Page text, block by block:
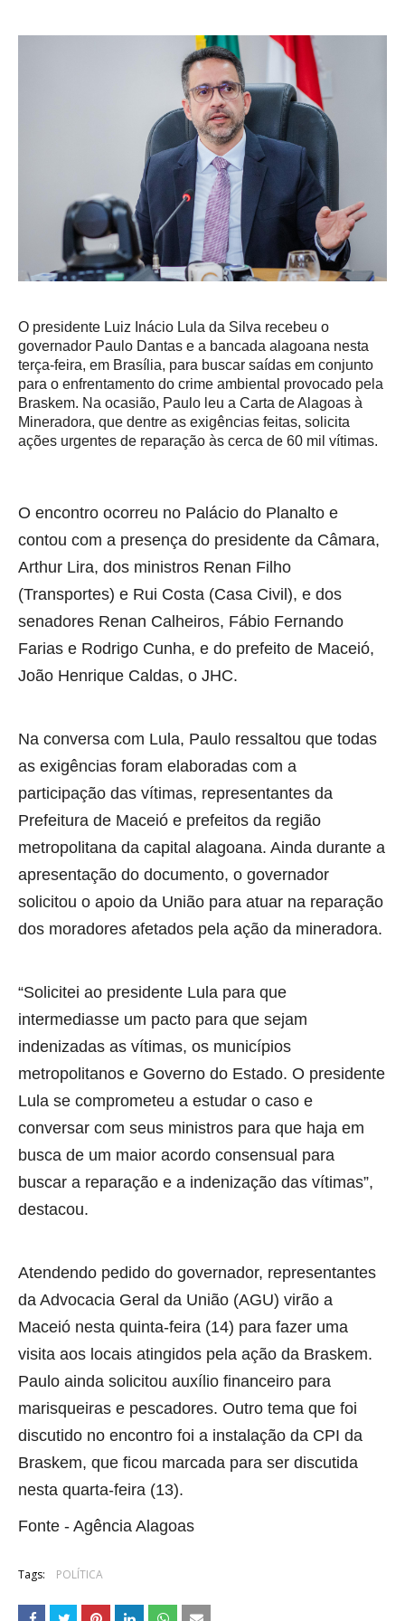
O presidente Luiz Inácio Lula da Silva recebeu o
governador Paulo Dantas e a bancada alagoana nesta
terça-feira, em Brasília, para buscar saídas em conjunto
para o enfrentamento do crime ambiental provocado pela
Braskem. Na ocasião, Paulo leu a Carta de Alagoas à
Mineradora, que dentre as exigências feitas, solicita
ações urgentes de reparação às cerca de 60 mil vítimas.
O encontro ocorreu no Palácio do Planalto e
contou com a presença do presidente da Câmara,
Arthur Lira, dos ministros Renan Filho
(Transportes) e Rui Costa (Casa Civil), e dos
senadores Renan Calheiros, Fábio Fernando
Farias e Rodrigo Cunha, e do prefeito de Maceió,
João Henrique Caldas, o JHC.
Na conversa com Lula, Paulo ressaltou que todas
as exigências foram elaboradas com a
participação das vítimas, representantes da
Prefeitura de Maceió e prefeitos da região
metropolitana da capital alagoana. Ainda durante a
apresentação do documento, o governador
solicitou o apoio da União para atuar na reparação
dos moradores afetados pela ação da mineradora.
“Solicitei ao presidente Lula para que
intermediasse um pacto para que sejam
indenizadas as vítimas, os municípios
metropolitanos e Governo do Estado. O presidente
Lula se comprometeu a estudar o caso e
conversar com seus ministros para que haja em
busca de um maior acordo consensual para
buscar a reparação e a indenização das vítimas”,
destacou.
Atendendo pedido do governador, representantes
da Advocacia Geral da União (AGU) virão a
Maceió nesta quinta-feira (14) para fazer uma
visita aos locais atingidos pela ação da Braskem.
Paulo ainda solicitou auxílio financeiro para
marisqueiras e pescadores. Outro tema que foi
discutido no encontro foi a instalação da CPI da
Braskem, que ficou marcada para ser discutida
nesta quarta-feira (13).
Fonte - Agência Alagoas
Tags: POLÍTICA